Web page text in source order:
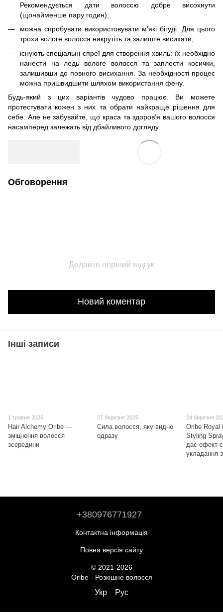
Рекомендується дати волоссю добре висохнути
(щонайменше пару годин);
можна спробувати використовувати м’які бігуді. Для цього
трохи вологе волосся накрутіть та залиште висихати;
існують спеціальні спреї для створення хвиль: їх необхідно
нанести на ледь вологе волосся та заплести косички,
залишивши до повного висихання. За необхідності процес
можна пришвидшити шляхом використання фену.
Будь-який з цих варіантів чудово працює. Ви можете
протестувати кожен з них та обрати найкраще рішення для
себе. Але не забувайте, що краса та здоров’я вашого волосся
насамперед залежать від дбайливого догляду.
Обговорення
Додайте перший відгук
Новий коментар
Інші записи
1 травня 2026
Hair Alchemy Oribe —
зміцнення волосся
зсередини
27 березня 2026
Сила волосся, яку видно
одразу
24 березня
Oribe Royal
Styling
дає ефект
укладання
+380976771927
Контактна інформація
Повна версія сайту
© 2021-2026
Oribe - Розкішне волосся
Укр Рус